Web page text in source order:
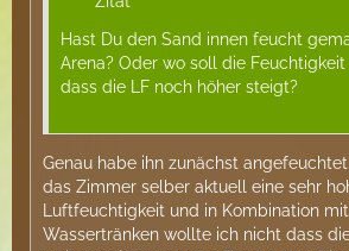
Hast Du den Sand innen feucht
Arena? Oder wo soll die Feuchtigkeit
dass die LF noch höher steigt?
Genau habe ihn zunächst
das Zimmer selber aktuell eine sehr
Luftfeuchtigkeit und in Kombination
Wassertränken wollte ich nicht dass